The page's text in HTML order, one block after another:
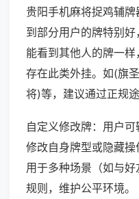
贵阳手机麻将捉鸡辅
到部分用户的牌特别
能看到其他人的牌一
存在此类外挂。如(旗
将)等，建议通过正规
自定义修改牌：用户可
修改自身牌型或隐藏操
用于多种场景（如与
规则，维护公平环境。